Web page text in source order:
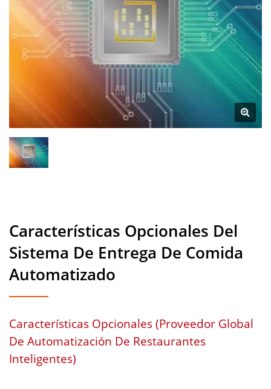
Características Opcionales Del
Sistema De Entrega De Comida
Automatizado
Características Opcionales (Proveedor Global
De Automatización De Restaurantes
Inteligentes)